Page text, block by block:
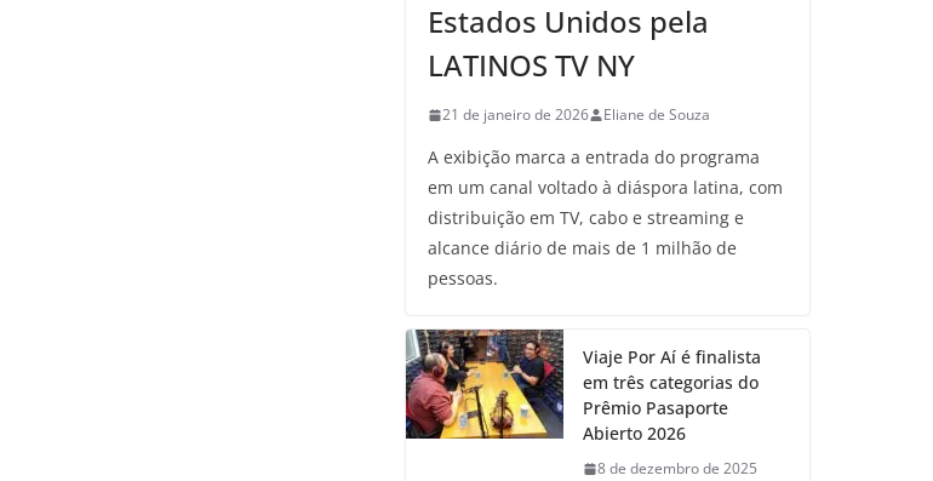
Estados Unidos pela
LATINOS TV NY
21 de janeiro de 2026 Eliane de Souza
A exibição marca a entrada do programa
em um canal voltado à diáspora latina, com
distribuição em TV, cabo e streaming e
alcance diário de mais de 1 milhão de
pessoas.
Viaje Por Aí é finalista
em três categorias do
Prêmio Pasaporte
Abierto 2026
8 de dezembro de 2025